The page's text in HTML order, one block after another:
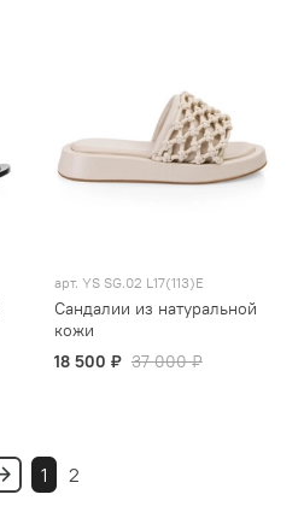
арт. YS SG.02 L17(113)E
Сандалии из натуральной
кожи
18 500 ₽ 37 000 ₽
1 2